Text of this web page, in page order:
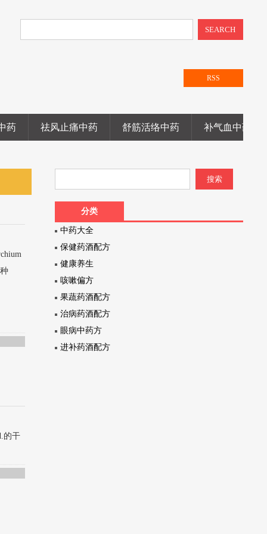
SEARCH
RSS
药 祛风止痛中药 舒筋活络中药 补气血中药
的干
分类
中药大全
保健药酒配方
健康养生
咳嗽偏方
果蔬药酒配方
治病药酒配方
眼病中药方
进补药酒配方